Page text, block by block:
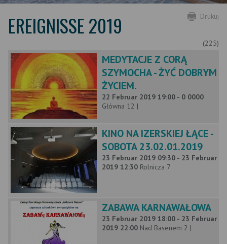
Drukuj
EREIGNISSE 2019
(225)
MEDYTACJE Z CORĄ
SZYMOCHA - ŻYĆ DOBRYM
ŻYCIEM.
22 Februar 2019 19:00 - 0 0000
Główna 12 |
KINO NA IZERSKIEJ ŁĄCE -
SOBOTA 23.02.01.2019
23 Februar 2019 09:30 - 23 Februar
2019 12:30 Rolnicza 7
ZABAWA KARNAWAŁOWA
23 Februar 2019 18:00 - 23 Februar
2019 22:00 Nad Basenem 2 |